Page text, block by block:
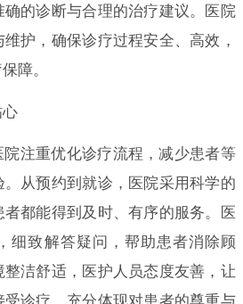
的诊断与合理的治疗建议。医院
护，确保诊疗过程安全、高效，
障。
注重优化诊疗流程，减少患者等
从预约到就诊，医院采用科学的
都能得到及时、有序的服务。医
细致解答疑问，帮助患者消除顾
洁舒适，医护人员态度友善，让
诊疗，充分体现对患者的尊重与